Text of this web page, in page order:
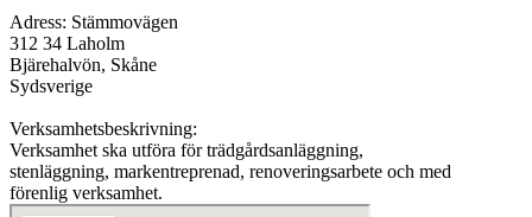
Adress: Stämmovägen
312 34 Laholm
Bjärehalvön, Skåne
Sydsverige
Verksamhetsbeskrivning:
Verksamhet ska utföra för trädgårdsanläggning,
stenläggning, markentreprenad, renoveringsarbete och med
förenlig verksamhet.